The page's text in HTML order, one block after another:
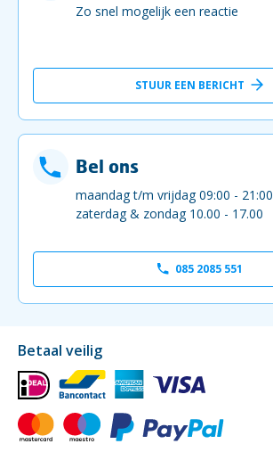
Zo snel mogelijk een reactie
STUUR EEN BERICHT
Bel ons
maandag t/m vrijdag 09:00 - 21:00
zaterdag & zondag 10.00 - 17.00
085 2085 551
Betaal veilig